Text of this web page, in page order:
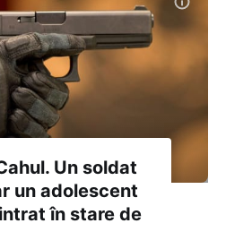
Un soldat
un adolescent
în stare de